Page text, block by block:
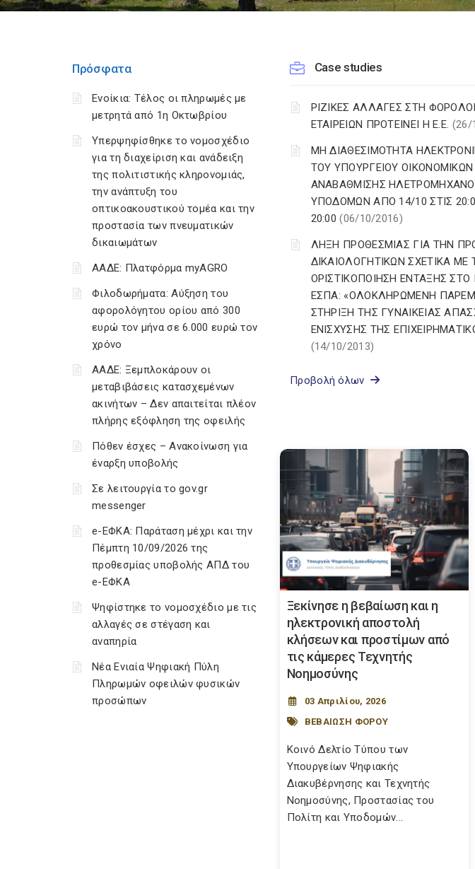
Πρόσφατα
Ενοίκια: Τέλος οι πληρωμές με
μετρητά από 1η Οκτωβρίου
Υπερψηφίσθηκε το νομοσχέδιο
για τη διαχείριση και ανάδειξη
της πολιτιστικής κληρονομιάς,
την ανάπτυξη του
οπτικοακουστικού τομέα και την
προστασία των πνευματικών
δικαιωμάτων
ΑΑΔΕ: Πλατφόρμα myAGRO
Φιλοδωρήματα: Αύξηση του
αφορολόγητου ορίου από 300
ευρώ τον μήνα σε 6.000 ευρώ τον
χρόνο
ΑΑΔΕ: Ξεμπλοκάρουν οι
μεταβιβάσεις κατασχεμένων
ακινήτων – Δεν απαιτείται πλέον
πλήρης εξόφληση της οφειλής
Πόθεν έσχες – Ανακοίνωση για
έναρξη υποβολής
Σε λειτουργία το gov.gr
messenger
e-ΕΦΚΑ: Παράταση μέχρι και την
Πέμπτη 10/09/2026 της
προθεσμίας υποβολής ΑΠΔ του
e-ΕΦΚΑ
Ψηφίστηκε το νομοσχέδιο με τις
αλλαγές σε στέγαση και
αναπηρία
Νέα Ενιαία Ψηφιακή Πύλη
Πληρωμών οφειλών φυσικών
προσώπων
Case studies
ΡΙΖΙΚΕΣ ΑΛΛΑΓΕΣ ΣΤΗ
ΕΤΑΙΡΕΙΩΝ ΠΡΟΤΕΙΝΕΙ Η Ε.Ε. (26/
ΜΗ ΔΙΑΘΕΣΙΜΟΤΗΤΑ
ΤΟΥ ΥΠΟΥΡΓΕΙΟΥ
ΑΝΑΒΑΘΜΙΣΗΣ
ΥΠΟΔΟΜΩΝ ΑΠΟ 14/10 ΣΤΙΣ
20:00(06/10/2016)
ΛΗΞΗ ΠΡΟΘΕΣΜΙΑΣ ΓΙΑ ΤΗΝ
ΔΙΚΑΙΟΛΟΓΗΤΙΚΩΝ ΣΧΕΤΙΚΑ ΜΕ
ΟΡΙΣΤΙΚΟΠΟΙΗΣΗ ΕΝΤΑΞΗΣ
ΕΣΠΑ: «ΟΛΟΚΛΗΡΩΜΕΝΗ
ΣΤΗΡΙΞΗ ΤΗΣ ΓΥΝΑΙΚΕΙΑΣ
ΕΝΙΣΧΥΣΗΣ ΤΗΣ
(14/10/2013)
Προβολή όλων
Ξεκίνησε η βεβαίωση και η
ηλεκτρονική αποστολή
κλήσεων και προστίμων από
τις κάμερες Τεχνητής
Νοημοσύνης
03 Απριλίου, 2026
ΒΕΒΑΙΩΣΗ ΦΟΡΟΥ
Κοινό Δελτίο Τύπου των
Υπουργείων Ψηφιακής
Διακυβέρνησης και Τεχνητής
Νοημοσύνης, Προστασίας του
Πολίτη και Υποδομών...